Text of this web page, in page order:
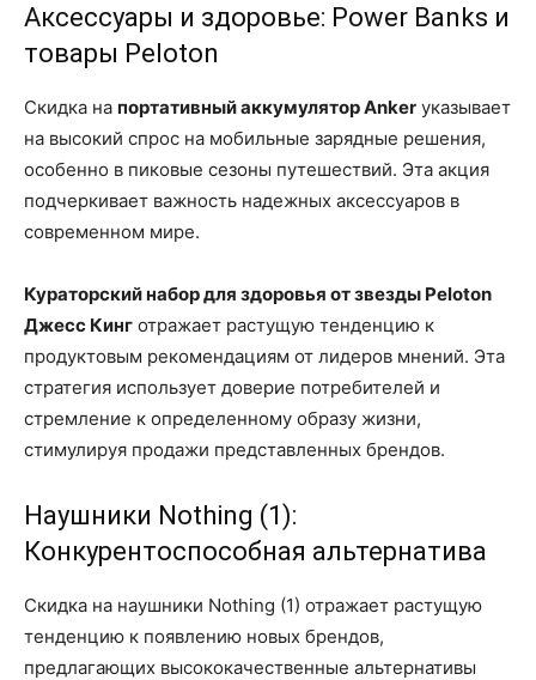
Аксессуары и здоровье: Power Banks и
товары Peloton
Скидка на портативный аккумулятор Anker указывает
на высокий спрос на мобильные зарядные решения,
особенно в пиковые сезоны путешествий. Эта акция
подчеркивает важность надежных аксессуаров в
современном мире.
Кураторский набор для здоровья от звезды Peloton
Джесс Кинг отражает растущую тенденцию к
продуктовым рекомендациям от лидеров мнений. Эта
стратегия использует доверие потребителей и
стремление к определенному образу жизни,
стимулируя продажи представленных брендов.
Наушники Nothing (1):
Конкурентоспособная альтернатива
Скидка на наушники Nothing (1) отражает растущую
тенденцию к появлению новых брендов,
предлагающих высококачественные альтернативы